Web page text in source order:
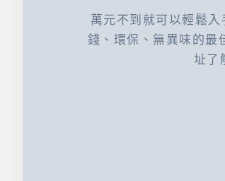
萬元不到就可以輕鬆
錢、環保、無異味的
址了